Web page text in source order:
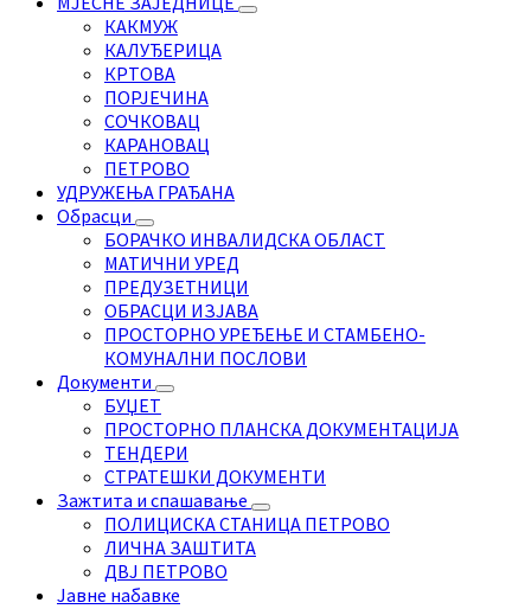
КАКМУЖ
КАЛУЂЕРИЦА
КРТОВА
ПОРЈЕЧИНА
СОЧКОВАЦ
КАРАНОВАЦ
ПЕТРОВО
УДРУЖЕЊА ГРАЂАНА
Обрасци
БОРАЧКО ИНВАЛИДСКА ОБЛАСТ
МАТИЧНИ УРЕД
ПРЕДУЗЕТНИЦИ
ОБРАСЦИ ИЗЈАВА
ПРОСТОРНО УРЕЂЕЊЕ И СТАМБЕНО-
КОМУНАЛНИ ПОСЛОВИ
Документи
БУЏЕТ
ПРОСТОРНО ПЛАНСКА ДОКУМЕНТАЦИЈА
ТЕНДЕРИ
СТРАТЕШКИ ДОКУМЕНТИ
Зажтита и спашавање
ПОЛИЦИСКА СТАНИЦА ПЕТРОВО
ЛИЧНА ЗАШТИТА
ДВЈ ПЕТРОВО
Јавне набавке